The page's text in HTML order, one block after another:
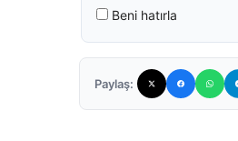
Beni hatırla
Paylaş: